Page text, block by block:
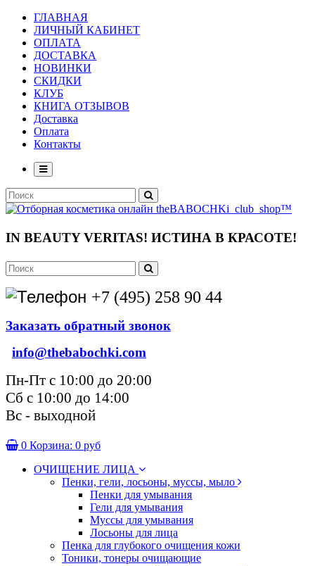
ГЛАВНАЯ
ЛИЧНЫЙ КАБИНЕТ
ОПЛАТА
ДОСТАВКА
НОВИНКИ
СКИДКИ
КЛУБ
КНИГА ОТЗЫВОВ
Доставка
Оплата
Контакты
IN BEAUTY VERITAS! ИСТИНА В КРАСОТЕ!
+7 (495) 258 90 44
Заказать обратный звонок
info@thebabochki.com
Пн-Пт с 10:00 до 20:00
Сб с 10:00 до 14:00
Вс - выходной
0 Корзина: 0 руб
ОЧИЩЕНИЕ ЛИЦА
Пенки, гели, лосьоны, муссы, мыло
Пенки для умывания
Гели для умывания
Муссы для умывания
Лосьоны для лица
Пенка для глубокого очищения кожи
Тоники, тонеры очищающие